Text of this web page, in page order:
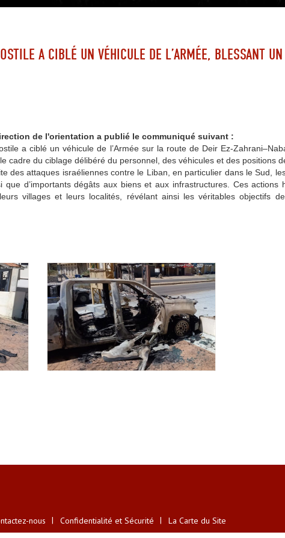
A CIBLÉ UN VÉHICULE DE L’ARMÉE, BLESSANT
de l'orientation a publié le communiqué suivant :
a ciblé un véhicule de l’Armée sur la route de Deir Ez-
cadre du ciblage délibéré du personnel, des véhicules et des positions
des attaques israéliennes contre le Liban, en particulier dans le Sud,
d’importants dégâts aux biens et aux infrastructures. Ces actions
villages et leurs localités, révélant ainsi les véritables objectifs
nous Confidentialité et Sécurité La Carte du Site